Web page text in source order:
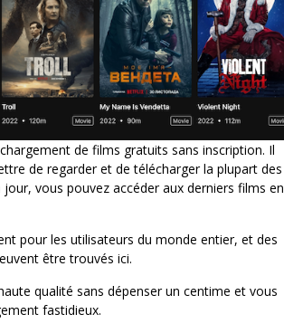
de films gratuits sans inscription. Il
de regarder et de télécharger la plupart des
vous pouvez accéder aux derniers films en
pour les utilisateurs du monde entier, et des
être trouvés ici.
qualité sans dépenser un centime et vous
fastidieux.